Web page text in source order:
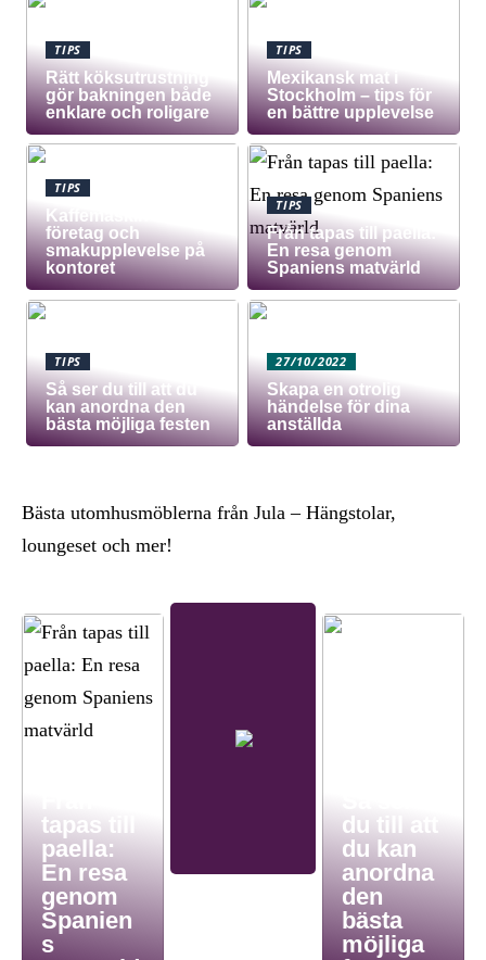
TIPS
Rätt köksutrustning
gör bakningen både
enklare och roligare
TIPS
Mexikansk mat i
Stockholm – tips för
en bättre upplevelse
TIPS
Kaffemaskin för
företag och
smakupplevelse på
kontoret
TIPS
Från tapas till paella:
En resa genom
Spaniens matvärld
TIPS
Så ser du till att du
kan anordna den
bästa möjliga festen
27/10/2022
Skapa en otrolig
händelse för dina
anställda
Bästa utomhusmöblerna från Jula – Hängstolar,
loungeset och mer!
tapas till
paella:
En resa
genom
Spanien
s
du till att
du kan
anordna
den
bästa
möjliga